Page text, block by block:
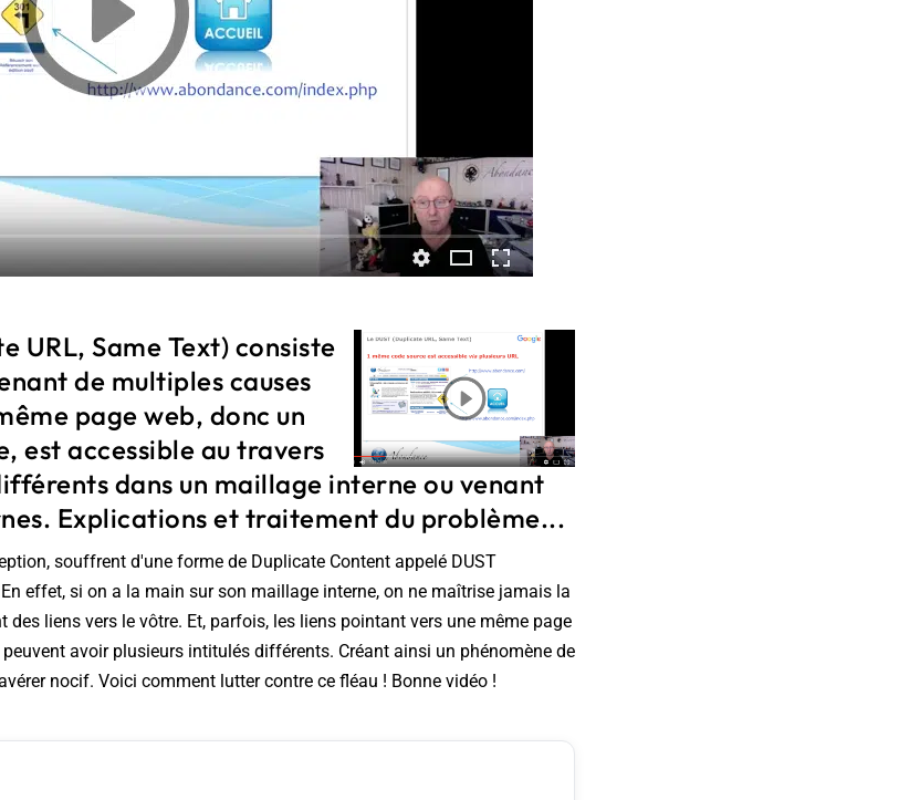
URL, Same Text) consiste
de multiples causes
page web, donc un
est accessible au travers
dans un maillage interne ou venant
Explications et traitement du problème...
souffrent d'une forme de Duplicate Content appelé DUST
effet, si on a la main sur son maillage interne, on ne maîtrise jamais la
liens vers le vôtre. Et, parfois, les liens pointant vers une même page
avoir plusieurs intitulés différents. Créant ainsi un phénomène de
nocif. Voici comment lutter contre ce fléau ! Bonne vidéo !